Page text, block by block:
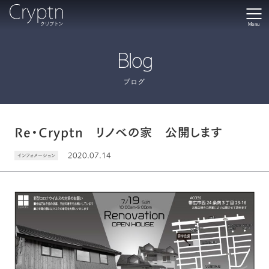
Menu
Blog
ブログ
Re・Cryptn リノベの家 公開します
インフォメーション 2020.07.14